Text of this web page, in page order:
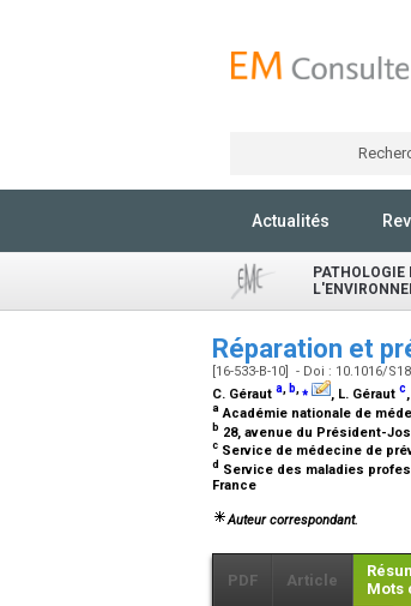
Actualités
PATHOLOGIE
Réparation et
[16-533-B-10] - Doi : 10.1016/
C. Géraut a, b,⁎ , L. Géraut c
a Académie nationale de
b 28, avenue du Président-
c Service de médecine de
d Service des maladies
France
Auteur correspondant.
PDF Article
Mots